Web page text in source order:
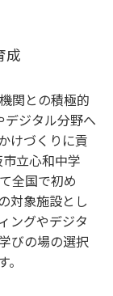
成
関との積極的
デジタル分野へ
けづくりに貢
立心和中学
全国で初め
対象施設とし
ングやデジタ
びの場の選択